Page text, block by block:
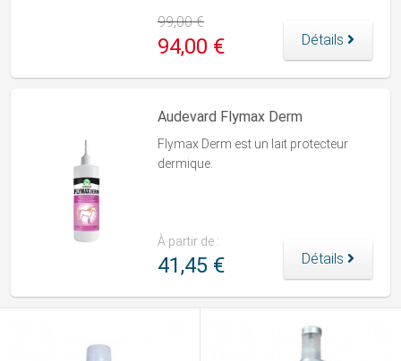
99,00 €
94,00 € Détails
Audevard Flymax Derm
Flymax Derm est un lait protecteur
dermique.
À partir de :
41,45 € Détails